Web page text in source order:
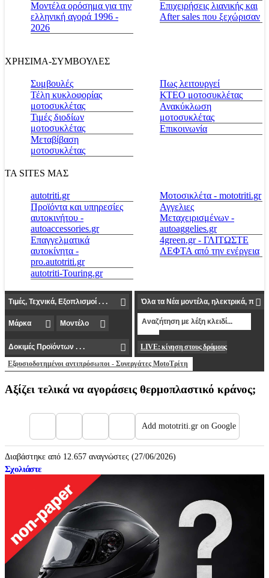
Μοντέλα ορόσημα για την
ελληνική αγορά 1996 -
2026
Επιχειρήσεις λιανικής και
After sales που ξεχώρισαν
ΧΡΗΣΙΜΑ-ΣΥΜΒΟΥΛΕΣ
Συμβουλές
Τέλη κυκλοφορίας
μοτοσυκλέτας
Τιμές διοδίων
μοτοσυκλέτας
Μεταβίβαση
μοτοσυκλέτας
Πως λειτουργεί
ΚΤΕΟ μοτοσυκλέτας
Ανακύκλωση
μοτοσυκλέτας
Επικοινωνία
ΤΑ SITES ΜΑΣ
autotriti.gr
Προϊόντα και υπηρεσίες
αυτοκινήτου -
autoaccessories.gr
Επαγγελματικά
αυτοκίνητα -
pro.autotriti.gr
autotriti-Touring.gr
Μοτοσικλέτα - mototriti.gr
Αγγελιες
Μεταχειρισμένων -
autoaggelies.gr
4green.gr - ΓΛΙΤΩΣΤΕ
ΛΕΦΤΑ από την ενέργεια
LIVE: κίνηση στους δρόμους
Εξουσιοδοτημένοι αντιπρόσωποι - Συνεργάτες MotoΤρίτη
Αξίζει τελικά να αγοράσεις θερμοπλαστικό κράνος;
Add mototriti.gr on Google
Διαβάστηκε από 12.657 αναγνώστες (27/06/2026)
Σχολιάστε